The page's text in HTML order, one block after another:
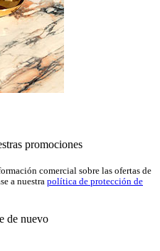
promociones
comercial sobre las ofertas de
a nuestra política de protección de
de nuevo